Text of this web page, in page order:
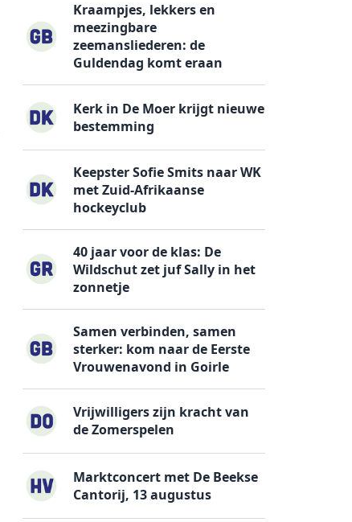
Kraampjes, lekkers en
meezingbare
zeemansliederen: de
Guldendag komt eraan
Kerk in De Moer krijgt nieuwe
bestemming
Keepster Sofie Smits naar WK
met Zuid-Afrikaanse
hockeyclub
40 jaar voor de klas: De
Wildschut zet juf Sally in het
zonnetje
Samen verbinden, samen
sterker: kom naar de Eerste
Vrouwenavond in Goirle
Vrijwilligers zijn kracht van
de Zomerspelen
Marktconcert met De Beekse
Cantorij, 13 augustus